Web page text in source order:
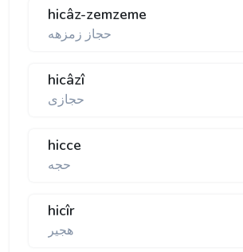
hicâz-zemzeme
حجاز زمزهه
hicâzî
حجازی
hicce
حجه
hicîr
هجير